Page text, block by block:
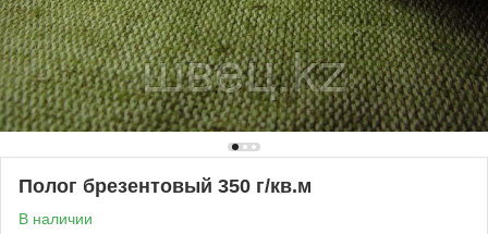
Полог брезентовый 350 г/кв.м
В наличии